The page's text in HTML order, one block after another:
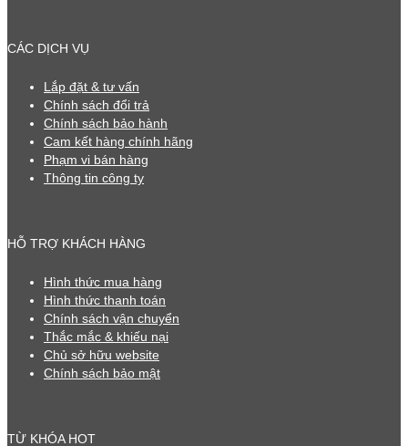
CÁC DỊCH VỤ
Lắp đặt & tư vấn
Chính sách đổi trả
Chính sách bảo hành
Cam kết hàng chính hãng
Phạm vi bán hàng
Thông tin công ty
HỖ TRỢ KHÁCH HÀNG
Hình thức mua hàng
Hình thức thanh toán
Chính sách vận chuyển
Thắc mắc & khiếu nại
Chủ sở hữu website
Chính sách bảo mật
TỪ KHÓA HOT